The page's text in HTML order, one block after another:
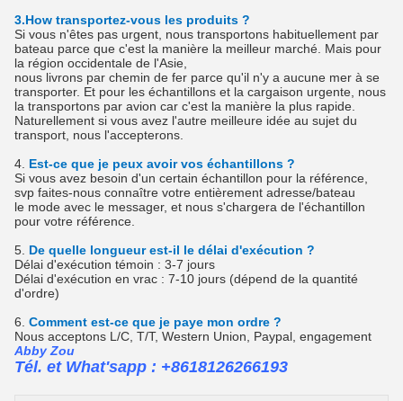
3.How transportez-vous les produits ?
Si vous n'êtes pas urgent, nous transportons habituellement par
bateau parce que c'est la manière la meilleur marché. Mais pour
la région occidentale de l'Asie,
nous livrons par chemin de fer parce qu'il n'y a aucune mer à se
transporter. Et pour les échantillons et la cargaison urgente, nous
la transportons par avion car c'est la manière la plus rapide.
Naturellement si vous avez l'autre meilleure idée au sujet du
transport, nous l'accepterons.
4. Est-ce que je peux avoir vos échantillons ?
Si vous avez besoin d'un certain échantillon pour la référence,
svp faites-nous connaître votre entièrement adresse/bateau
le mode avec le messager, et nous s'chargera de l'échantillon
pour votre référence.
5. De quelle longueur est-il le délai d'exécution ?
Délai d'exécution témoin : 3-7 jours
Délai d'exécution en vrac : 7-10 jours (dépend de la quantité
d'ordre)
6. Comment est-ce que je paye mon ordre ?
Nous acceptons L/C, T/T, Western Union, Paypal, engagement
Abby Zou
Tél. et What'sapp : +8618126266193